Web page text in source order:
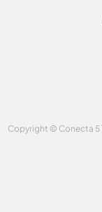
Copyright © Conecta 5